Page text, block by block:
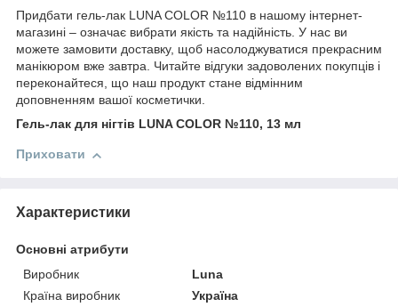
Придбати гель-лак LUNA COLOR №110 в нашому інтернет-
магазині – означає вибрати якість та надійність. У нас ви
можете замовити доставку, щоб насолоджуватися прекрасним
манікюром вже завтра. Читайте відгуки задоволених покупців і
переконайтеся, що наш продукт стане відмінним
доповненням вашої косметички.
Гель-лак для нігтів LUNA COLOR №110, 13 мл
Приховати
Характеристики
Основні атрибути
Виробник
Luna
Країна виробник
Україна